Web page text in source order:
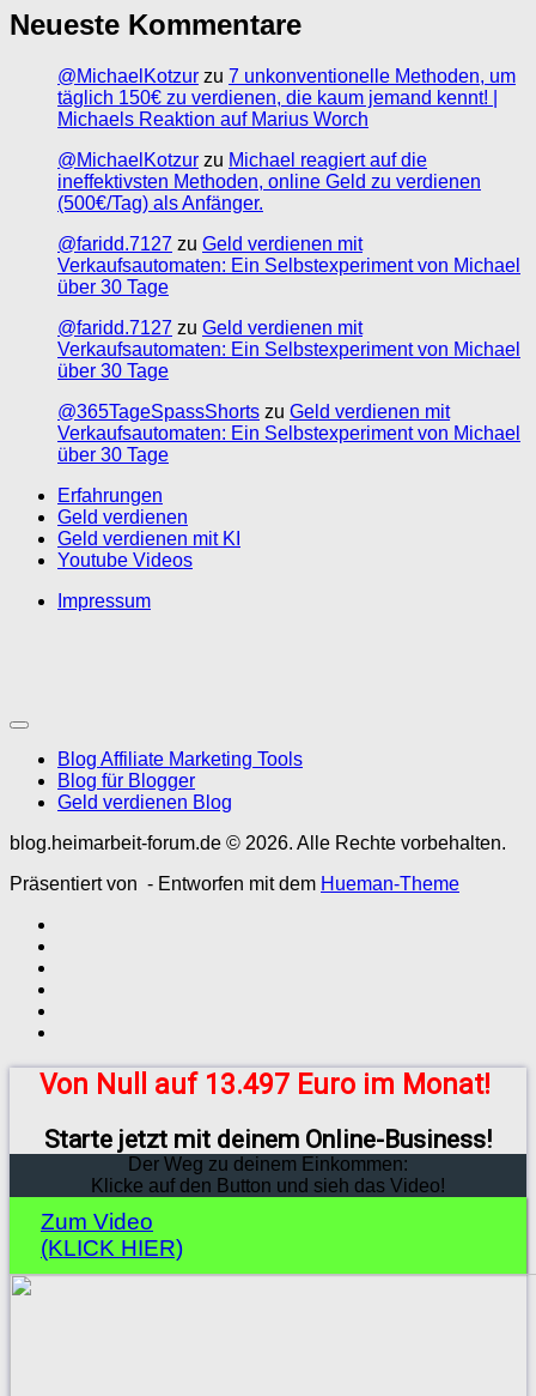
Neueste Kommentare
@MichaelKotzur zu 7 unkonventionelle Methoden, um
täglich 150€ zu verdienen, die kaum jemand kennt! |
Michaels Reaktion auf Marius Worch
@MichaelKotzur zu Michael reagiert auf die
ineffektivsten Methoden, online Geld zu verdienen
(500€/Tag) als Anfänger.
@faridd.7127 zu Geld verdienen mit
Verkaufsautomaten: Ein Selbstexperiment von Michael
über 30 Tage
@faridd.7127 zu Geld verdienen mit
Verkaufsautomaten: Ein Selbstexperiment von Michael
über 30 Tage
@365TageSpassShorts zu Geld verdienen mit
Verkaufsautomaten: Ein Selbstexperiment von Michael
über 30 Tage
Erfahrungen
Geld verdienen
Geld verdienen mit KI
Youtube Videos
Impressum
Blog Affiliate Marketing Tools
Blog für Blogger
Geld verdienen Blog
blog.heimarbeit-forum.de © 2026. Alle Rechte vorbehalten.
Präsentiert von - Entworfen mit dem Hueman-Theme
Von Null auf 13.497 Euro im Monat!
Starte jetzt mit deinem Online-Business!
Der Weg zu deinem Einkommen:
Klicke auf den Button und sieh das Video!
Zum Video
(KLICK HIER)